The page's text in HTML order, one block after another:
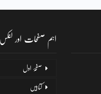
اہم صفحات اور لنکس
صفحۂ اول
کتابیں